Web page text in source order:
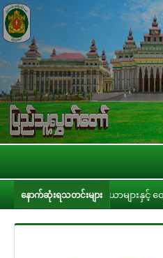
နောက်ဆုံးရသတင်းများ
င်ရီ သတင်းမီဒီယာများနှင့် တွေ့ဆုံ